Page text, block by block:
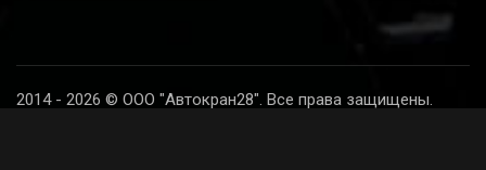
2014 - 2026 © ООО "Автокран28". Все права защищены.